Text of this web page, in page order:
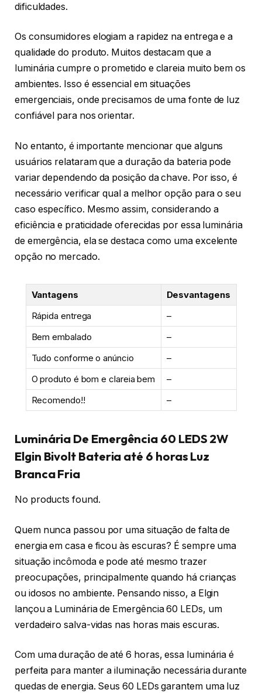
dificuldades.
Os consumidores elogiam a rapidez na entrega e a
qualidade do produto. Muitos destacam que a
luminária cumpre o prometido e clareia muito bem os
ambientes. Isso é essencial em situações
emergenciais, onde precisamos de uma fonte de luz
confiável para nos orientar.
No entanto, é importante mencionar que alguns
usuários relataram que a duração da bateria pode
variar dependendo da posição da chave. Por isso, é
necessário verificar qual a melhor opção para o seu
caso específico. Mesmo assim, considerando a
eficiência e praticidade oferecidas por essa luminária
de emergência, ela se destaca como uma excelente
opção no mercado.
Vantagens
Desvantagens
Rápida entrega
–
Bem embalado
–
Tudo conforme o anúncio
–
O produto é bom e clareia bem
–
Recomendo!!
–
Luminária De Emergência 60 LEDS 2W
Elgin Bivolt Bateria até 6 horas Luz
Branca Fria
No products found.
Quem nunca passou por uma situação de falta de
energia em casa e ficou às escuras? É sempre uma
situação incômoda e pode até mesmo trazer
preocupações, principalmente quando há crianças
ou idosos no ambiente. Pensando nisso, a Elgin
lançou a Luminária de Emergência 60 LEDs, um
verdadeiro salva-vidas nas horas mais escuras.
Com uma duração de até 6 horas, essa luminária é
perfeita para manter a iluminação necessária durante
quedas de energia. Seus 60 LEDs garantem uma luz